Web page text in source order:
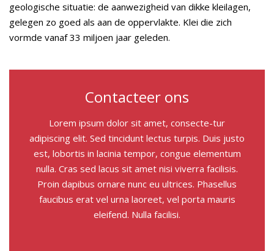
geologische situatie: de aanwezigheid van dikke kleilagen,
gelegen zo goed als aan de oppervlakte. Klei die zich
vormde vanaf 33 miljoen jaar geleden.
Contacteer ons
Lorem ipsum dolor sit amet, consecte-tur
adipiscing elit. Sed tincidunt lectus turpis. Duis justo
est, lobortis in lacinia tempor, congue elementum
nulla. Cras sed lacus sit amet nisi viverra facilisis.
Proin dapibus ornare nunc eu ultrices. Phasellus
faucibus erat vel urna laoreet, vel porta mauris
eleifend. Nulla facilisi.